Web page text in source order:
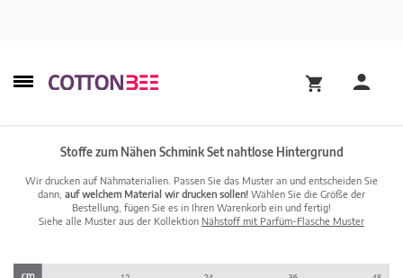
Stoffe zum Nähen Schmink Set nahtlose Hintergrund
Wir drucken auf Nähmaterialien. Passen Sie das Muster an und entscheiden Sie
dann, auf welchem Material wir drucken sollen! Wählen Sie die Größe der
Bestellung, fügen Sie es in Ihren Warenkorb ein und fertig!
Siehe alle Muster aus der Kollektion Nähstoff mit Parfüm-Flasche Muster